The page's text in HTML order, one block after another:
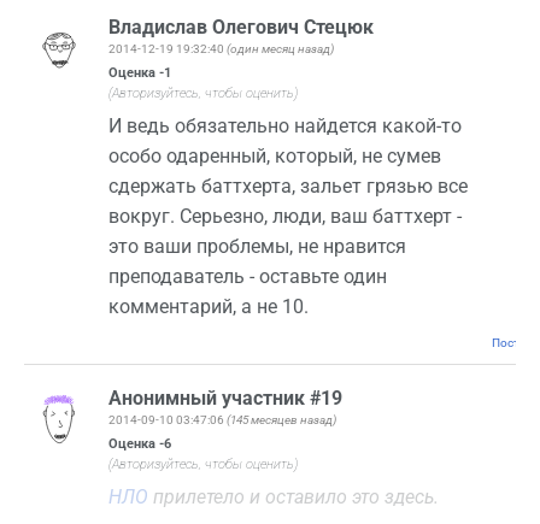
Владислав Олегович Стецюк
2014-12-19 19:32:40 (один месяц назад)
Оценка -1
(Авторизуйтесь, чтобы оценить)
И ведь обязательно найдется какой-то
особо одаренный, который, не сумев
сдержать баттхерта, зальет грязью все
вокруг. Серьезно, люди, ваш баттхерт -
это ваши проблемы, не нравится
преподаватель - оставьте один
комментарий, а не 10.
Анонимный участник #19
2014-09-10 03:47:06 (145 месяцев назад)
Оценка -6
(Авторизуйтесь, чтобы оценить)
НЛО прилетело и оставило это здесь.